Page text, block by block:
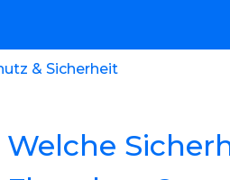
& Sicherheit
Welche